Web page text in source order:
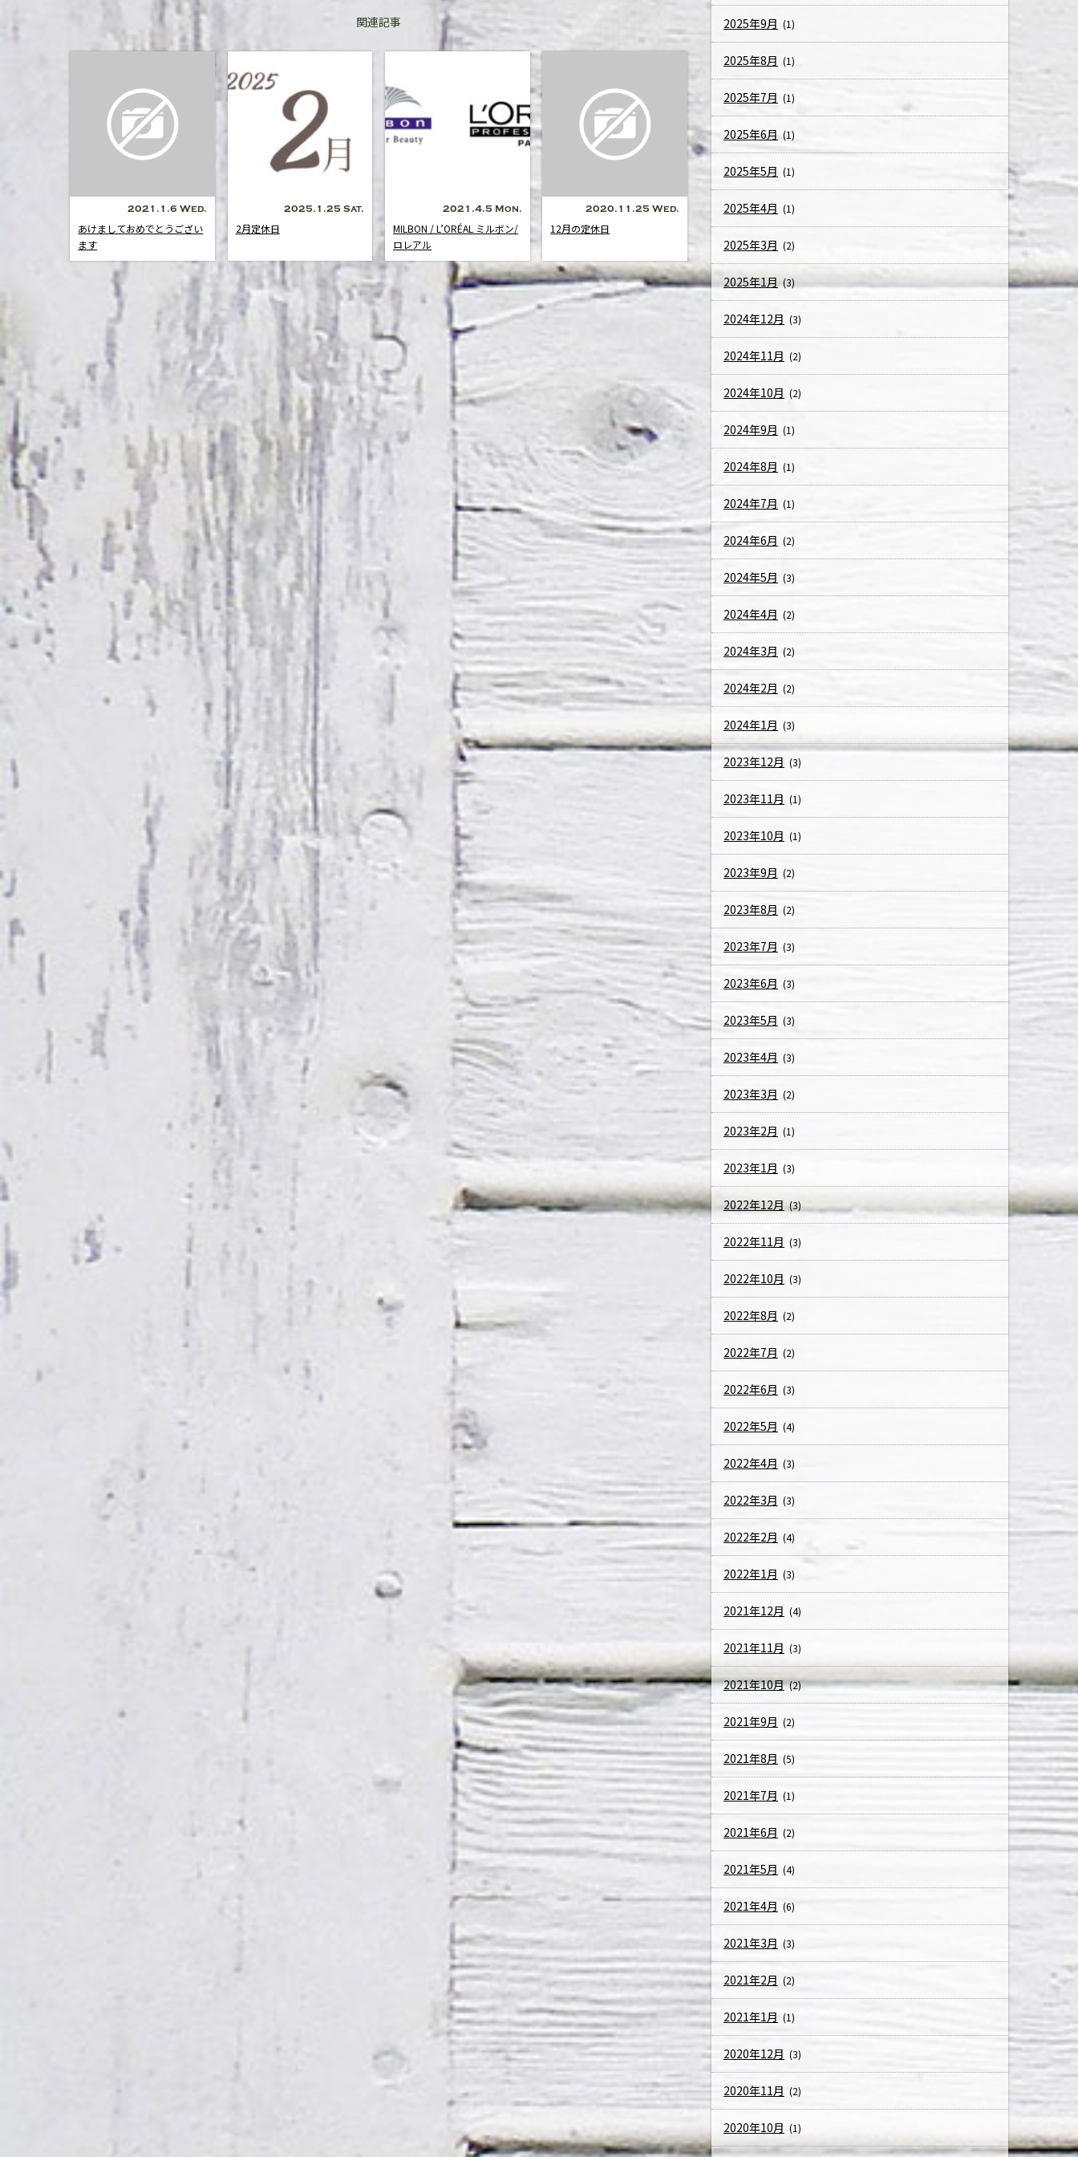
関連記事
2021.1.6 Wed.
あけましておめでとうござい
ます
2025.1.25 Sat.
2月定休日
2021.4.5 Mon.
MILBON / L’ORÉAL ミルボン/
ロレアル
2020.11.25 Wed.
12月の定休日
2025年9月 (1)
2025年8月 (1)
2025年7月 (1)
2025年6月 (1)
2025年5月 (1)
2025年4月 (1)
2025年3月 (2)
2025年1月 (3)
2024年12月 (3)
2024年11月 (2)
2024年10月 (2)
2024年9月 (1)
2024年8月 (1)
2024年7月 (1)
2024年6月 (2)
2024年5月 (3)
2024年4月 (2)
2024年3月 (2)
2024年2月 (2)
2024年1月 (3)
2023年12月 (3)
2023年11月 (1)
2023年10月 (1)
2023年9月 (2)
2023年8月 (2)
2023年7月 (3)
2023年6月 (3)
2023年5月 (3)
2023年4月 (3)
2023年3月 (2)
2023年2月 (1)
2023年1月 (3)
2022年12月 (3)
2022年11月 (3)
2022年10月 (3)
2022年8月 (2)
2022年7月 (2)
2022年6月 (3)
2022年5月 (4)
2022年4月 (3)
2022年3月 (3)
2022年2月 (4)
2022年1月 (3)
2021年12月 (4)
2021年11月 (3)
2021年10月(2)
2021年9月 (2)
2021年8月 (5)
2021年7月 (1)
2021年6月 (2)
2021年5月 (4)
2021年4月 (6)
2021年3月 (3)
2021年2月 (2)
2021年1月 (1)
2020年12月 (3)
2020年11月 (2)
2020年10月 (1)